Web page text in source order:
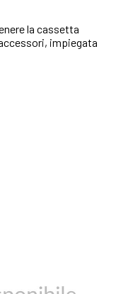
la cassetta
impiegata